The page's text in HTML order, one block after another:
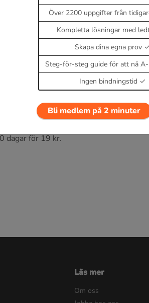
dagar för 19 kr.
Över 2200 uppgifter från
Kompletta lösningar med
Skapa dina egna prov
Steg-för-steg guide för att nå
Ingen bindningstid
Bli medlem på 2 minuter
Läs mer
Om oss